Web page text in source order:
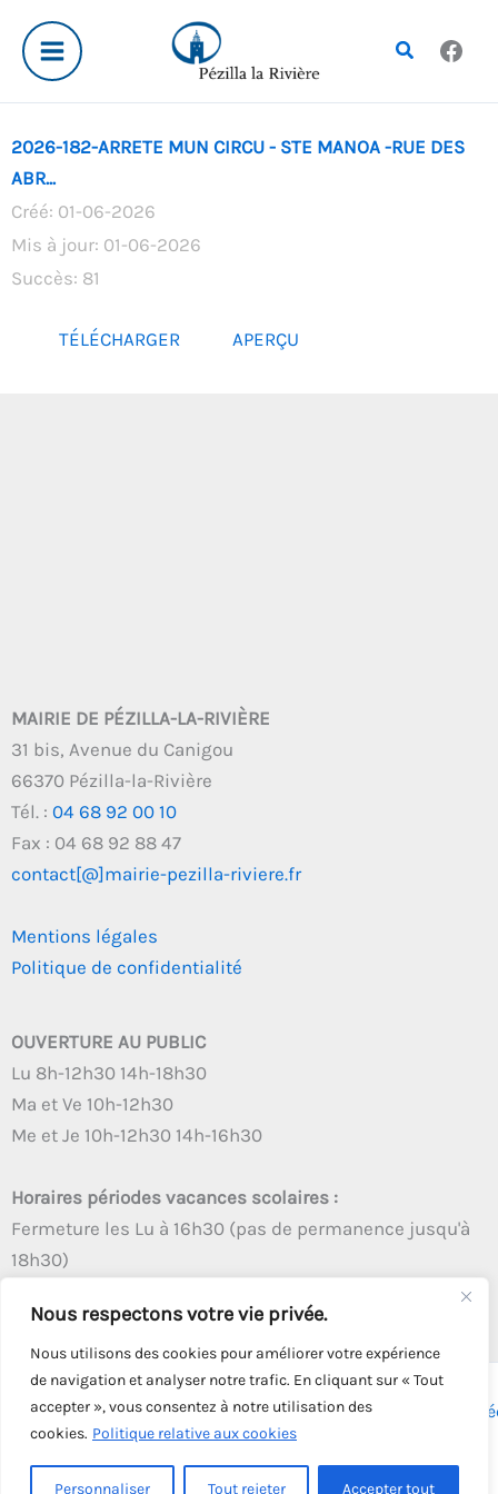
Nous respectons votre vie privée.
Nous utilisons des cookies pour améliorer votre expérience
de navigation et analyser notre trafic. En cliquant sur « Tout
accepter », vous consentez à notre utilisation des
cookies. Politique relative aux cookies
Personnaliser Tout rejeter Accepter tout
contenu
Rechercher
2026-182-ARRETE MUN CIRCU - STE MANOA -RUE DES
ABR...
Créé: 01-06-2026
Mis à jour: 01-06-2026
Succès: 81
TÉLÉCHARGER APERÇU
MAIRIE DE PÉZILLA-LA-RIVIÈRE
31 bis, Avenue du Canigou
66370 Pézilla-la-Rivière
Tél. : 04 68 92 00 10
Fax : 04 68 92 88 47
contact[@]mairie-pezilla-riviere.fr
Mentions légales
Politique de confidentialité
OUVERTURE AU PUBLIC
Lu 8h-12h30 14h-18h30
Ma et Ve 10h-12h30
Me et Je 10h-12h30 14h-16h30
Horaires périodes vacances scolaires :
Fermeture les Lu à 16h30 (pas de permanence jusqu'à
18h30)
Copyright © 2026 - Tous droits réservés - | Webmaster
Solution